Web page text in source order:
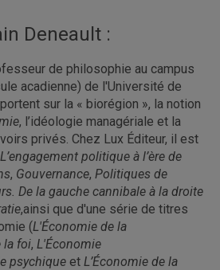
Deneault :
de philosophie au campus
acadienne) de l'Université de
sur la « biorégion », la notion
, l’idéologie managériale et la
privés. Chez Lux Éditeur, il est
politique à l’ère de
, Gouvernance, Politiques de
De la gauche cannibale à la droite
,ainsi que d'une série de titres
(L'Économie de la
la foi, L'Économie
psychique et L’Économie de la